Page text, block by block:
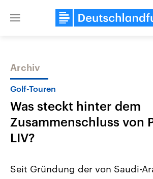
Close
Themen
Archiv
Golf-Touren
Was steckt hinter dem
Zusammenschluss von
LIV?
Seit Gründung der von Saudi-